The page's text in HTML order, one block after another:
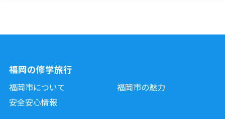
福岡の修学旅行
福岡市について
福岡市の魅力
安全安心情報